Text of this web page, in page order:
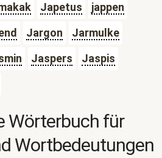
Japetus
jappen
Jargon
Jarmulke
Jaspers
Jaspis
Wörterbuch für
Wortbedeutungen